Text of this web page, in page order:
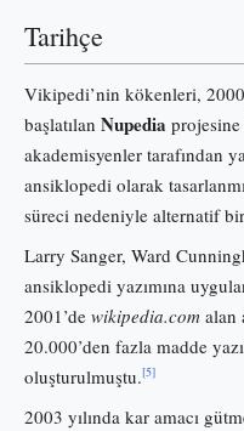
Tarihçe
Vikipedi’nin kökenleri, 2000
başlatılan Nupedia
akademisyenler tarafından
ansiklopedi olarak
süreci nedeniyle alternatif
Larry Sanger, Ward
ansiklopedi yazımına
2001’de wikipedia.com alan
20.000’den fazla madde
oluşturulmuştu.[5]
2003 yılında kar amacı